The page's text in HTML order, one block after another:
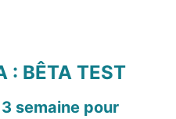
: BÊTA TEST
semaine pour